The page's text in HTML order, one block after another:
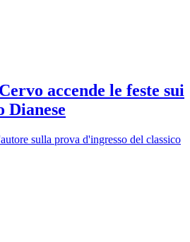
accende le feste sui
Dianese
sulla prova d'ingresso del classico